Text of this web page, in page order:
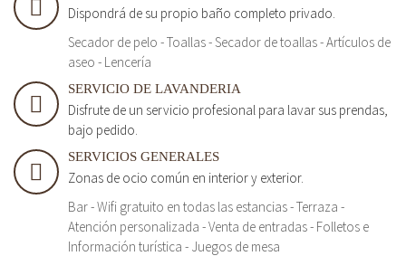
Dispondrá de su propio baño completo privado.
Secador de pelo - Toallas - Secador de toallas - Artículos de
aseo - Lencería
SERVICIO DE LAVANDERIA
Disfrute de un servicio profesional para lavar sus prendas,
bajo pedido.
SERVICIOS GENERALES
Zonas de ocio común en interior y exterior.
Bar - Wifi gratuito en todas las estancias - Terraza -
Atención personalizada - Venta de entradas - Folletos e
Información turística - Juegos de mesa